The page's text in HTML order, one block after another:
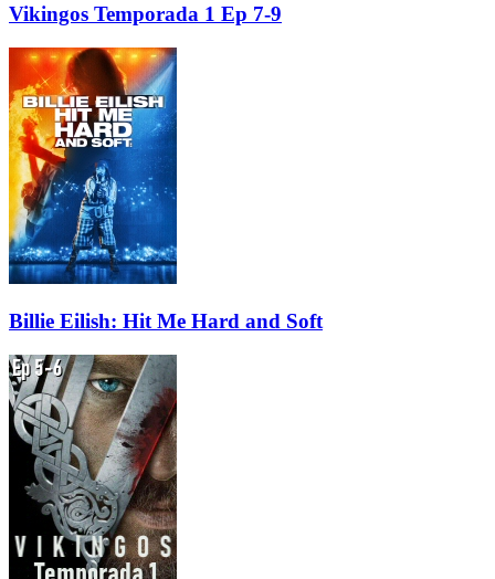
Vikingos Temporada 1 Ep 7-9
Billie Eilish: Hit Me Hard and Soft